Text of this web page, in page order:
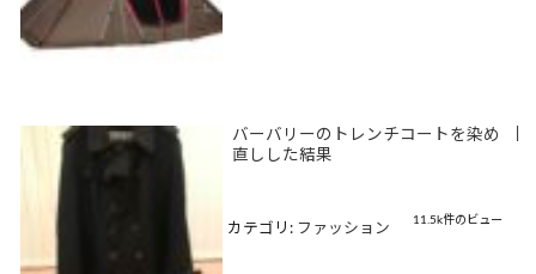
バーバリーのトレンチコートを染め
直しした結果
11.5k件のビュー
カテゴリ: ファッション